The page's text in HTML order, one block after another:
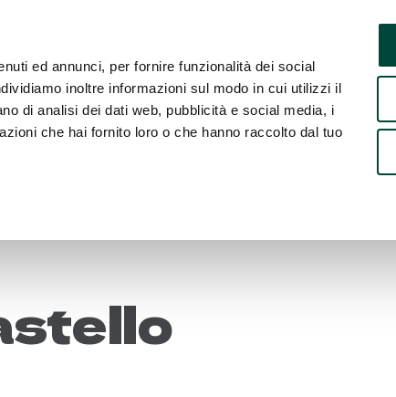
ed annunci, per fornire funzionalità dei social
inoltre informazioni sul modo in cui utilizzi il
di analisi dei dati web, pubblicità e social media, i
che hai fornito loro o che hanno raccolto dal tuo
Territorio News Bandi e gare Risultati